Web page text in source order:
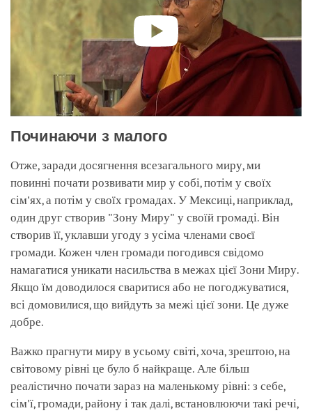
Починаючи з малого
Отже, заради досягнення всезагального миру, ми
повинні почати розвивати мир у собі, потім у своїх
сім'ях, а потім у своїх громадах. У Мексиці, наприклад,
один друг створив "Зону Миру" у своїй громаді. Він
створив її, уклавши угоду з усіма членами своєї
громади. Кожен член громади погодився свідомо
намагатися уникати насильства в межах цієї Зони Миру.
Якщо їм доводилося сваритися або не погоджуватися,
всі домовилися, що вийдуть за межі цієї зони. Це дуже
добре.
Важко прагнути миру в усьому світі, хоча, зрештою, на
світовому рівні це було б найкраще. Але більш
реалістично почати зараз на маленькому рівні: з себе,
сім'ї, громади, району і так далі, встановлюючи такі речі,